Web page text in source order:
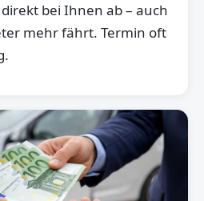
bei Ihnen ab – auch
mehr fährt. Termin oft